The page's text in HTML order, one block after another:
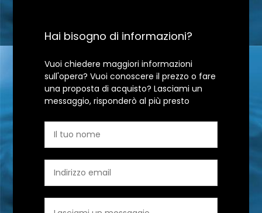
Hai bisogno di informazioni?
Vuoi chiedere maggiori informazioni
sull'opera? Vuoi conoscere il prezzo o fare
una proposta di acquisto? Lasciami un
messaggio, risponderò al più presto